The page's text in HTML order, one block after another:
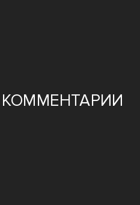
КОММЕНТАРИИ